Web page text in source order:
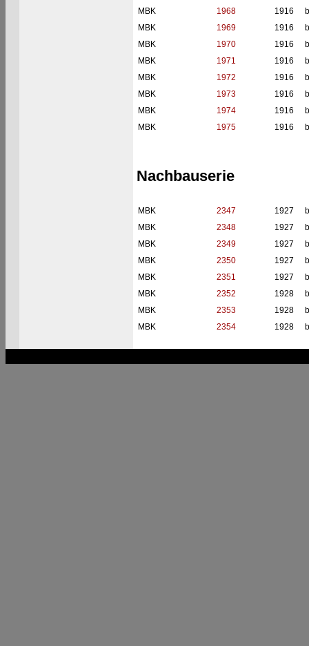
MBK
1968 1916
MBK
1969 1916
MBK
1970 1916
MBK
1971 1916
MBK
1972 1916
MBK
1973 1916
MBK
1974 1916
MBK
1975 1916
Nachbauserie
MBK 2347 1927
MBK
2348 1927
MBK
2349 1927
MBK
2350 1927
MBK
2351 1927
MBK
2352 1928
MBK
2353 1928
MBK
2354 1928